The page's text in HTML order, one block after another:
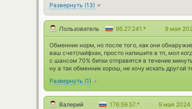
Развернуть (13)
Пользователь 95.27.241.* 9 мая
Обменник норм, но после того, как они
ваш счет(лайфхак, просто напишите в тп, мол
с шансом 70% битки отправятся в течение
ну а так обменник хорош, не хочу искать другой
Развернуть (1)
Валерий 176.59.57.* 9 мая 2024